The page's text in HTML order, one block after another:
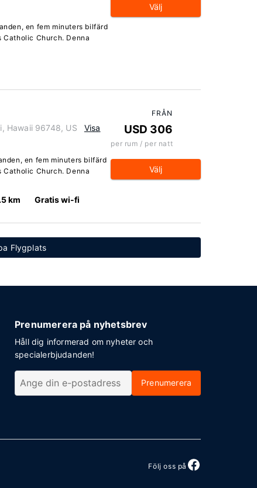
en fem minuters bilfärd
Church. Denna
Välj
Hawaii 96748, US
Visa
en fem minuters bilfärd
Church. Denna
km Gratis wi-fi
FRÅN
USD 306
per rum / per natt
Välj
Flygplats
Prenumerera på nyhetsbrev
Håll dig informerad om nyheter och
specialerbjudanden!
Prenumerera
Följ oss på